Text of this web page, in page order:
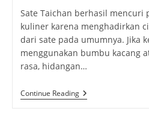
Sate Taichan berhasil mencuri
kuliner karena menghadirkan
dari sate pada umumnya. Jika
menggunakan bumbu kacang
rasa, hidangan…
Continue ReadingSate
Taichan,